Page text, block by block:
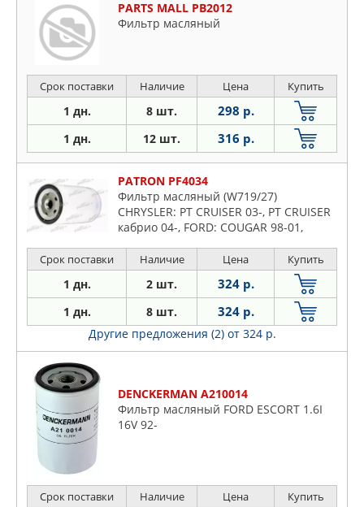
PARTS MALL PB2012
Фильтр масляный
Срок поставки Наличие Цена Купить
1 дн. 8 шт. 298 р.
1 дн. 12 шт. 316 р.
PATRON PF4034
Фильтр масляный (W719/27)
CHRYSLER: PT CRUISER 03-, PT CRUISER
кабрио 04-, FORD: COUGAR 98-01,
Turnier 99-00, ESCORT V 90-92
Срок поставки Наличие Цена Купить
1 дн. 2 шт. 324 р.
1 дн. 8 шт. 324 р.
Другие предложения (2) от 324 р.
DENCKERMAN A210014
Фильтр масляный FORD ESCORT 1.6I
16V 92-
Срок поставки Наличие Цена Купить